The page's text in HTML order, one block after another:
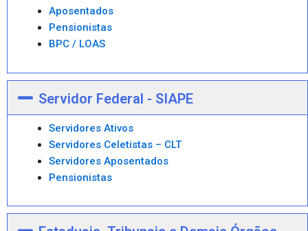
Aposentados
Pensionistas
BPC / LOAS
Servidor Federal - SIAPE
Servidores Ativos
Servidores Celetistas – CLT
Servidores Aposentados
Pensionistas